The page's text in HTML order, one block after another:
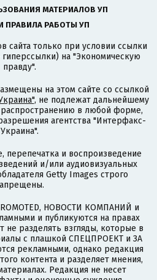
МАТЕРИАЛОВ УП
ПРАВИЛА РАБОТЫ УП
сайта только при условии ссылки
на "Экономическую
правду".
на этом сайте со ссылкой
, не подлежат дальнейшему
в любой форме,
агентства "Интерфакс-
Украина".
перепечатка и воспроизведение
и/или аудиовизуальных
Getty Images строго
НОВОСТИ КОМПАНИЙ и
и публикуются на правах
разделять взгляды, которые в
с плашкой СПЕЦПРОЕКТ и ЗА
рекламными, однако редакция
контента и разделяет мнения,
Редакция не несет